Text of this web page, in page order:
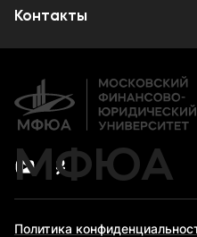
Высшее образование
Дополнительное
Объявления
Новости
Контакты
МФЮА
Политика